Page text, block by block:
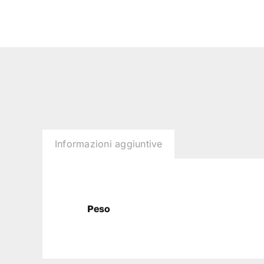
Informazioni aggiuntive
Peso